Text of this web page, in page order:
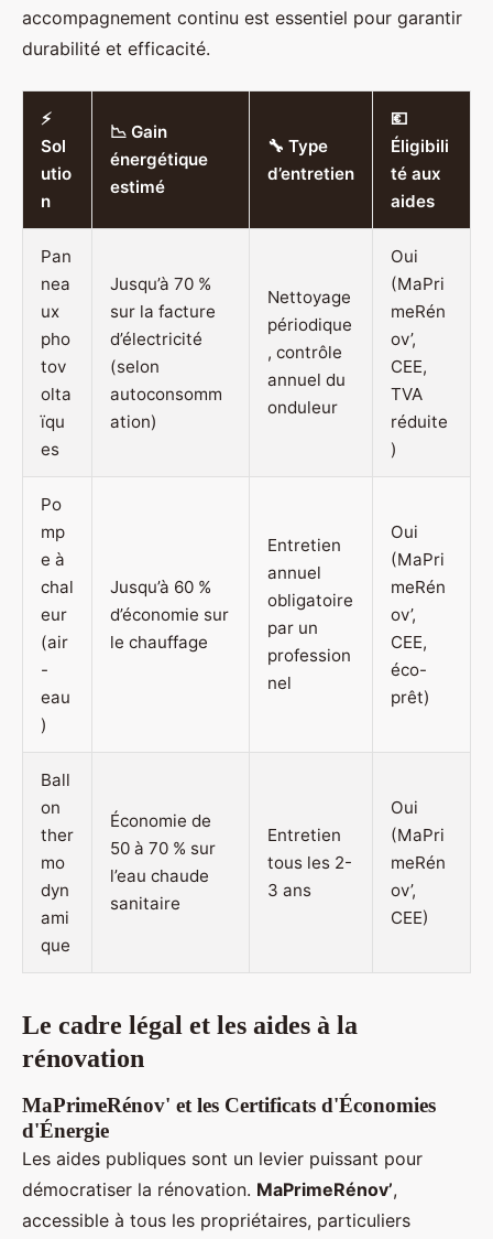
accompagnement continu est essentiel pour garantir
durabilité et efficacité.
⚡
Sol
utio
n
📉 Gain
énergétique
estimé
🔧 Type
d’entretien
💶
Éligibili
té aux
aides
Pan
nea
ux
pho
tov
olta
ïqu
es
Jusqu’à 70 %
sur la facture
d’électricité
(selon
autoconsomm
ation)
Nettoyage
périodique
, contrôle
annuel du
onduleur
Oui
(MaPri
meRén
ov’,
CEE,
TVA
réduite
)
Po
mp
e à
chal
eur
(air
-
eau
)
Jusqu’à 60 %
d’économie sur
le chauffage
Entretien
annuel
obligatoire
par un
profession
nel
Oui
(MaPri
meRén
ov’,
CEE,
éco-
prêt)
Ball
on
ther
mo
dyn
ami
que
Économie de
50 à 70 % sur
l’eau chaude
sanitaire
Entretien
tous les 2-
3 ans
Oui
(MaPri
meRén
ov’,
CEE)
Le cadre légal et les aides à la
rénovation
MaPrimeRénov' et les Certificats d'Économies
d'Énergie
Les aides publiques sont un levier puissant pour
démocratiser la rénovation. MaPrimeRénov’,
accessible à tous les propriétaires, particuliers